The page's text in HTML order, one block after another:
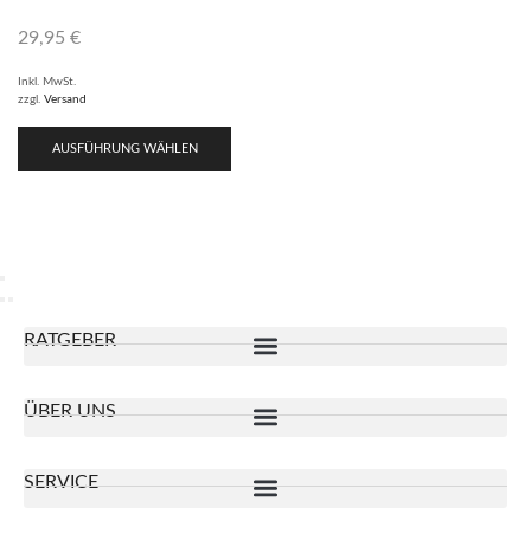
29,95 €
Inkl. MwSt.
zzgl. Versand
AUSFÜHRUNG WÄHLEN
RATGEBER
ÜBER UNS
SERVICE